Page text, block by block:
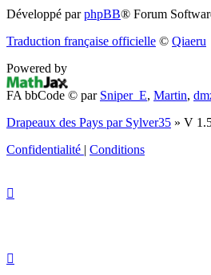
(S’ouvre
nouvel
Développé parphpBB® Forum
Traduction française officielle © Qiaeru
Powered by
FA bbCode © par Sniper_E, Martin,
Drapeaux des Pays par Sylver35 » V
Confidentialité | Conditions